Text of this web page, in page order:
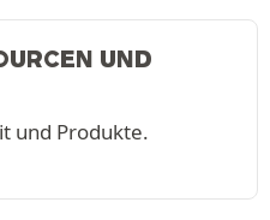
UND
und Produkte.